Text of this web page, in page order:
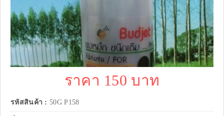
ราคา 150 บาท
รหัสสินค้า : 50G P158